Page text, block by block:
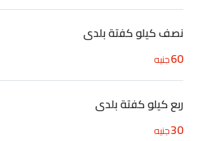
نصف كيلو كفتة بلدى
60جنيه
ربع كيلو كفتة بلدى
30جنيه